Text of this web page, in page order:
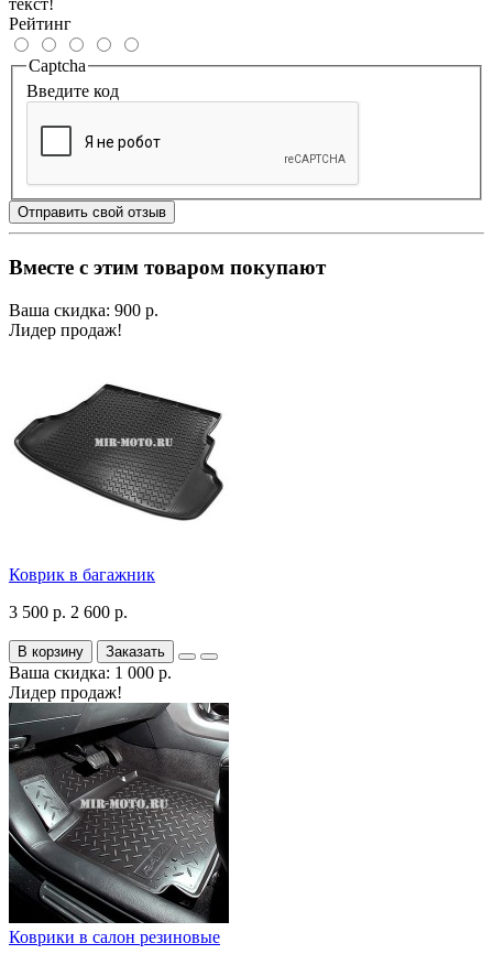
Рейтинг
Captcha
Введите код
Отправить свой отзыв
Вместе с этим товаром покупают
Ваша скидка: 900 р.
Лидер продаж!
Коврик в багажник
3 500 р. 2 600 р.
В корзину Заказать
Ваша скидка: 1 000 р.
Лидер продаж!
Коврики в салон резиновые